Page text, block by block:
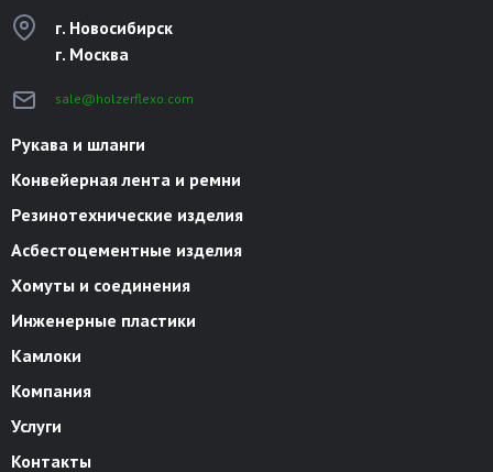
г. Новосибирск
г. Москва
sale@holzerflexo.com
Рукава и шланги
Конвейерная лента и ремни
Резинотехнические изделия
Асбестоцементные изделия
Хомуты и соединения
Инженерные пластики
Камлоки
Компания
Услуги
Контакты